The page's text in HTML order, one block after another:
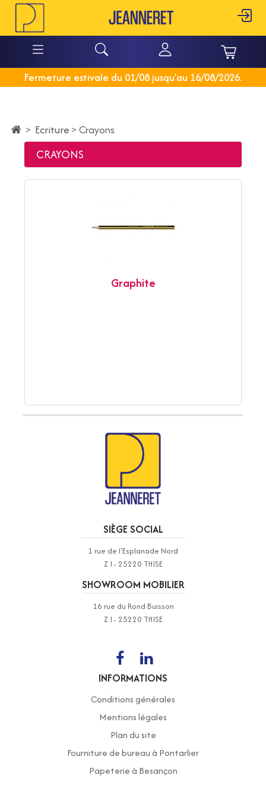
Fermeture estivale du 01/08 jusqu'au 16/08/2026.
> Ecriture >Crayons
CRAYONS
Graphite
SIÈGE SOCIAL
1 rue de l'Esplanade Nord
Z.I - 25220 THISE
SHOWROOM MOBILIER
16 rue du Rond Buisson
Z.I - 25220 THISE
INFORMATIONS
Conditions générales
Mentions légales
Plan du site
Fourniture de bureau à Pontarlier
Papeterie à Besançon